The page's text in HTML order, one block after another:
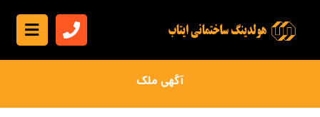
آگهی ملک